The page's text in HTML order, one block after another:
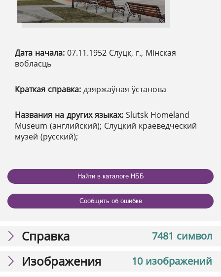
Дата начала: 07.11.1952 Слуцк, г., Мінская
вобласць
Краткая справка: дзяржаўная ўстанова
Названия на других языках: Slutsk Homeland
Museum (английский); Слуцкий краеведческий
музей (русский);
Найти в каталоге НББ
Сообщить об ошибке
7481 символ
Справка
10 изображений
Изображения